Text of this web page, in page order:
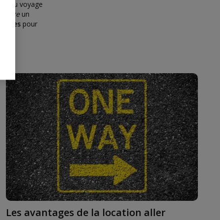
du voyage
exploreun
pour
Les avantages de la location aller